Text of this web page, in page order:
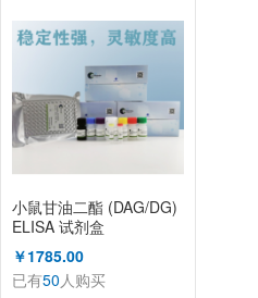
小鼠甘油二酯 (DAG/DG)
ELISA 试剂盒
￥1785.00
已有50人购买